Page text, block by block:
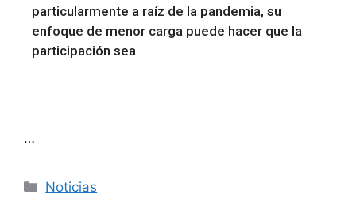
particularmente a raíz de la pandemia, su
enfoque de menor carga puede hacer que la
participación sea
…
Noticias